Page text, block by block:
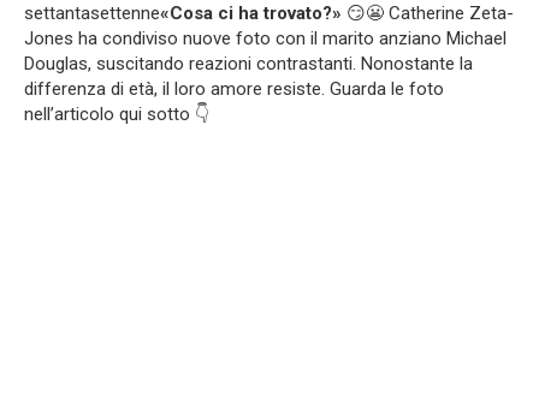
settantasettenne«Cosa ci ha trovato?» 😏😬 Catherine Zeta-
Jones ha condiviso nuove foto con il marito anziano Michael
Douglas, suscitando reazioni contrastanti. Nonostante la
differenza di età, il loro amore resiste. Guarda le foto
nell’articolo qui sotto 👇